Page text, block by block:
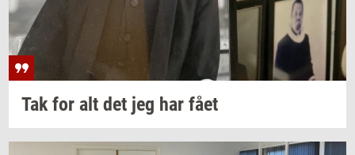
Tak for alt det jeg har fået